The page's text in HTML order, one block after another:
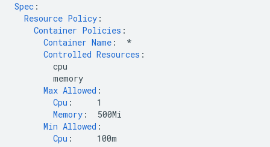
Spec :
Resource Policy :
Container Policies :
Container Name :
*
Controlled Resources :
cpu
memory
Max Allowed :
Cpu :
1
Memory :
500Mi
Min Allowed :
Cpu :
100m